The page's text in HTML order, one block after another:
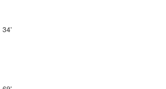
34'